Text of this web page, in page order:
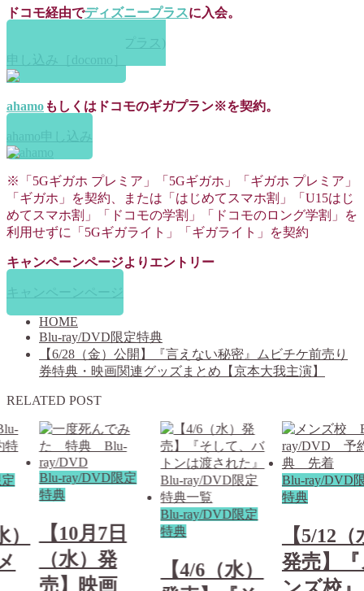
ドコモ経由でディズニープラスに入会。
Disney+ (ディズニープラス)
申し込み［docomo］
ahamo もしくはドコモのギガプラン※を契約。
ahamo申し込み
※「5Gギガホ プレミア」「5Gギガホ」「ギガホ プレミア」
「ギガホ」を契約、または「はじめてスマホ割」「U15はじ
めてスマホ割」「ドコモの学割」「ドコモのロング学割」を
利用せずに「5Gギガライト」「ギガライト」を契約
キャンペーンページよりエントリー
キャンペーンページ
HOME
Blu-ray/DVD限定特典
【6/28（金）公開】『言えない秘密』ムビチケ前売り
券特典・映画関連グッズまとめ【京本大我主演】
RELATED POST
Blu-ray/DVD限定
特典
【10月7日
（水）発
売】映画
Blu-ray/DVD限定
特典
【4/6（水）
Blu-ray/DVD
特典
【5/12
発売】